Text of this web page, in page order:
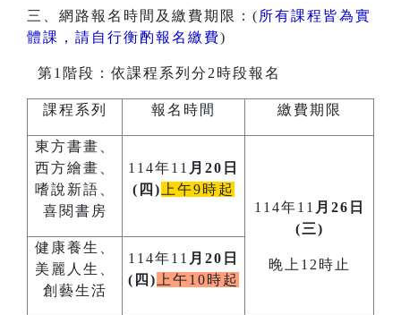
三、網路報名時間及繳費期限：( 所有課程皆為實
體課，請自行衡酌報名繳費)
第1階段：依課程系列分2時段報名
課程系列 報名時間 繳費期限
東方書畫、
西方繪畫、
嗜說新語、
喜閱書房
114年11 月20日
(四) 上午9時起
114年11 月26日
(三)
晚上12時止
健康養生、
美麗人生、
創藝生活
114年11 月20日
(四) 上午10時起